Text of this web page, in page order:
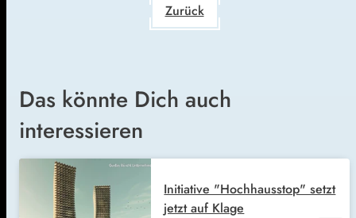
Zurück
Das könnte Dich auch
interessieren
Initiative "Hochhausstop" setzt
jetzt auf Klage